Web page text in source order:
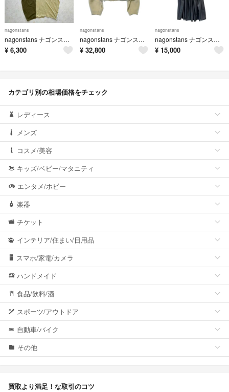
nagonstans
nagonstans ナゴンスタンス 変形ワンピース カットソー 36 Sサイズ
¥ 6,300
nagonstans
nagonstans ナゴンスタンス ブルゾン（その他） S ベージュ 【古着】【中古】【送料無料】
¥ 32,800
nagonstans
nagonstans ナゴンスタンス 25SS Light Ripstop Bloom SKIRT ナイロンスカート 470IS831-1131 M ブラック 15260
¥ 15,000
カテゴリ別の相場価格をチェック
レディース
メンズ
コスメ/美容
キッズ/ベビー/マタニティ
エンタメ/ホビー
楽器
チケット
インテリア/住まい/日用品
スマホ/家電/カメラ
ハンドメイド
食品/飲料/酒
スポーツ/アウトドア
自動車/バイク
その他
買取より満足！な取引のコツ